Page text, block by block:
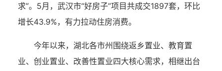
求”。5月，武汉市“好房子”项目共成交1897套，环比
增长43.9%，有力拉动住房消费。
今年以来，湖北各市州围绕返乡置业、教育置
业、创业置业、改善性置业四大核心需求，相继出台